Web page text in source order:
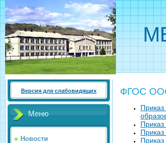
Версия для слабовидящих
Меню
Новости
ФГОС